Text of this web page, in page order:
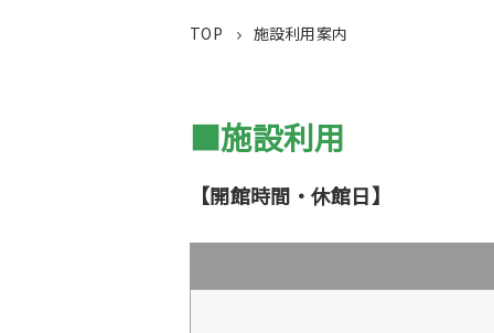
TOP 施設利用案内
■施設利用
【開館時間・休館日】